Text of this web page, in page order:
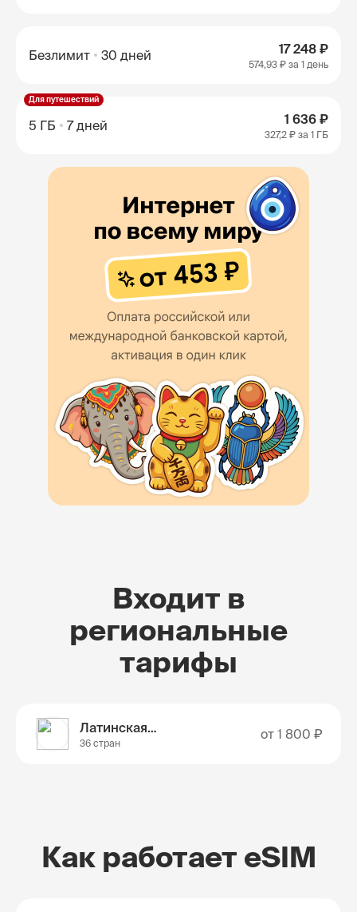
Безлимит 30 дней 17 248 ₽
574,93 ₽ за 1 день
Для путешествий
5 ГБ 7 дней 1 636 ₽
327,2 ₽ за 1 ГБ
Входит в
региональные
тарифы
Латинская Америка
36 стран
от 1 800 ₽
Как работает eSIM